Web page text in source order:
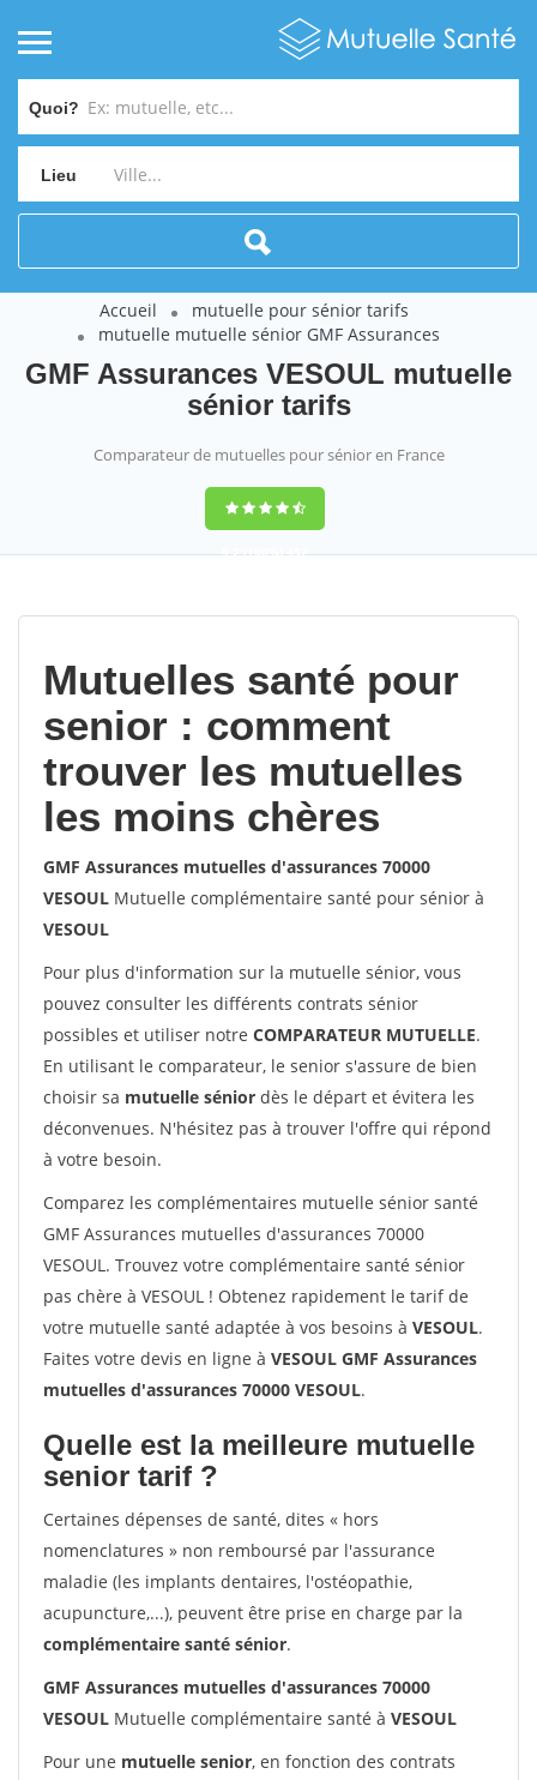
Quoi?
Lieu
Accueil
mutuelle pour sénior tarifs
mutuelle mutuelle sénior GMF Assurances
GMF Assurances VESOUL mutuelle
sénior tarifs
Comparateur de mutuelles pour sénior en France
9,2(100%)452
Mutuelles santé pour
senior : comment
trouver les mutuelles
les moins chères
GMF Assurances mutuelles d'assurances 70000
VESOUL Mutuelle complémentaire santé pour sénior à
VESOUL
Pour plus d'information sur la mutuelle sénior, vous
pouvez consulter les différents contrats sénior
possibles et utiliser notre COMPARATEUR MUTUELLE.
En utilisant le comparateur, le senior s'assure de bien
choisir sa mutuelle sénior dès le départ et évitera les
déconvenues. N'hésitez pas à trouver l'offre qui répond
à votre besoin.
Comparez les complémentaires mutuelle sénior santé
GMF Assurances mutuelles d'assurances 70000
VESOUL. Trouvez votre complémentaire santé sénior
pas chère à VESOUL ! Obtenez rapidement le tarif de
votre mutuelle santé adaptée à vos besoins à VESOUL.
Faites votre devis en ligne à VESOUL GMF Assurances
mutuelles d'assurances 70000 VESOUL.
Quelle est la meilleure mutuelle
senior tarif ?
Certaines dépenses de santé, dites « hors
nomenclatures » non remboursé par l'assurance
maladie (les implants dentaires, l'ostéopathie,
acupuncture,...), peuvent être prise en charge par la
complémentaire santé sénior.
GMF Assurances mutuelles d'assurances 70000
VESOUL Mutuelle complémentaire santé à VESOUL
Pour une mutuelle senior, en fonction des contrats